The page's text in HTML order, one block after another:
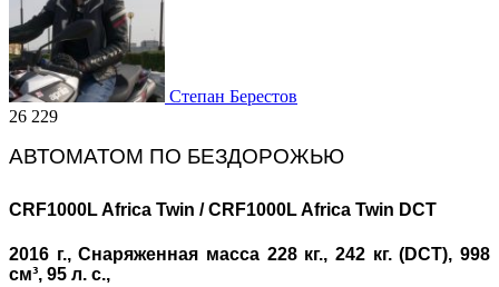
Степан Берестов
26 229
АВТОМАТОМ ПО БЕЗДОРОЖЬЮ
CRF1000L Africa Twin / CRF1000L Africa Twin DCT
2016 г., Снаряженная масса 228 кг., 242 кг. (DCT), 998
см³, 95 л. с.,